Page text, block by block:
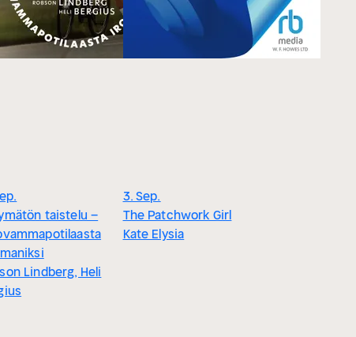
taistelu –
Lindberg, Heli
3. Sep.
The Patchwork Girl
Kate Elysia